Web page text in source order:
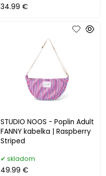
34.99 €
STUDIO NOOS - Poplin Adult
FANNY kabelka | Raspberry
Striped
skladom
49.99 €